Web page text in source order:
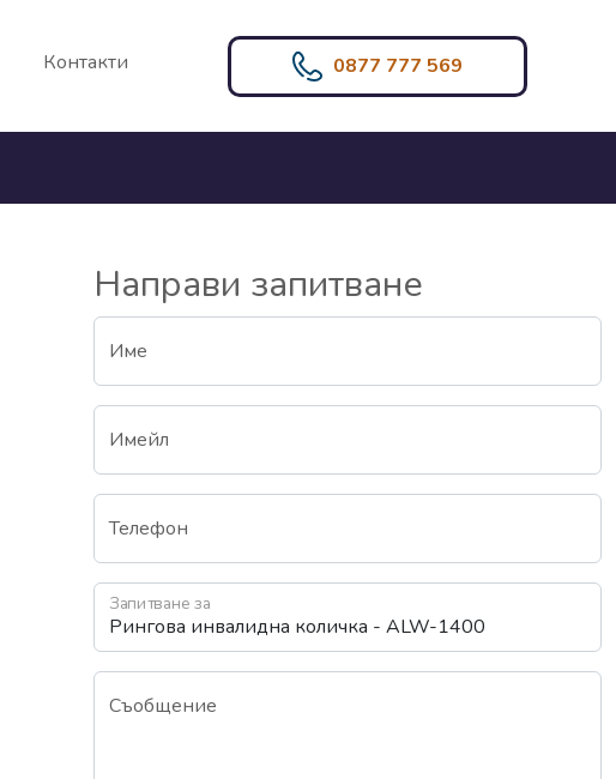
Контакти 0877 777 569
Направи запитване
Име
Имейл
Телефон
Запитване за
Съобщение